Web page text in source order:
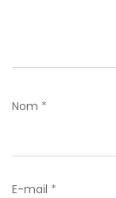
Nom *
E-mail *